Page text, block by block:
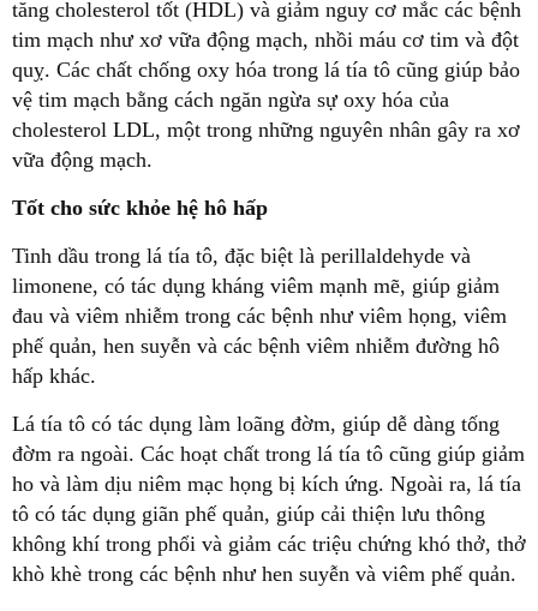
tăng cholesterol tốt (HDL) và giảm nguy cơ mắc các bệnh
tim mạch như xơ vữa động mạch, nhồi máu cơ tim và đột
quỵ. Các chất chống oxy hóa trong lá tía tô cũng giúp bảo
vệ tim mạch bằng cách ngăn ngừa sự oxy hóa của
cholesterol LDL, một trong những nguyên nhân gây ra xơ
vữa động mạch.
Tốt cho sức khỏe hệ hô hấp
Tinh dầu trong lá tía tô, đặc biệt là perillaldehyde và
limonene, có tác dụng kháng viêm mạnh mẽ, giúp giảm
đau và viêm nhiễm trong các bệnh như viêm họng, viêm
phế quản, hen suyễn và các bệnh viêm nhiễm đường hô
hấp khác.
Lá tía tô có tác dụng làm loãng đờm, giúp dễ dàng tống
đờm ra ngoài. Các hoạt chất trong lá tía tô cũng giúp giảm
ho và làm dịu niêm mạc họng bị kích ứng. Ngoài ra, lá tía
tô có tác dụng giãn phế quản, giúp cải thiện lưu thông
không khí trong phổi và giảm các triệu chứng khó thở, thở
khò khè trong các bệnh như hen suyễn và viêm phế quản.